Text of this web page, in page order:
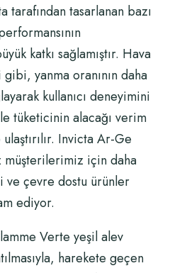
tarafından tasarlanan bazı
katkı sağlamıştır. Hava
yanma oranının daha
kullanıcı deneyimini
tüketicinin alacağı verim
Invicta Ar-Ge
için daha
çevre dostu ürünler
ediyor.
Verte yeşil alev
harekete geçen